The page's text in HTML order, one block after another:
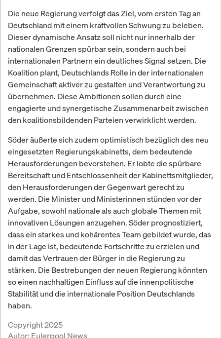
Die neue Regierung verfolgt das Ziel, vom ersten Tag an
Deutschland mit einem kraftvollen Schwung zu beleben.
Dieser dynamische Ansatz soll nicht nur innerhalb der
nationalen Grenzen spürbar sein, sondern auch bei
internationalen Partnern ein deutliches Signal setzen. Die
Koalition plant, Deutschlands Rolle in der internationalen
Gemeinschaft aktiver zu gestalten und Verantwortung zu
übernehmen. Diese Ambitionen sollen durch eine
engagierte und synergetische Zusammenarbeit zwischen
den koalitionsbildenden Parteien verwirklicht werden.
Söder äußerte sich zudem optimistisch bezüglich des neu
eingesetzten Regierungskabinetts, dem bedeutende
Herausforderungen bevorstehen. Er lobte die spürbare
Bereitschaft und Entschlossenheit der Kabinettsmitglieder,
den Herausforderungen der Gegenwart gerecht zu
werden. Die Minister und Ministerinnen stünden vor der
Aufgabe, sowohl nationale als auch globale Themen mit
innovativen Lösungen anzugehen. Söder prognostiziert,
dass ein starkes und kohärentes Team gebildet wurde, das
in der Lage ist, bedeutende Fortschritte zu erzielen und
damit das Vertrauen der Bürger in die Regierung zu
stärken. Die Bestrebungen der neuen Regierung könnten
so einen nachhaltigen Einfluss auf die innenpolitische
Stabilität und die internationale Position Deutschlands
haben.
Copyright 2025
Autor: Eulerpool News